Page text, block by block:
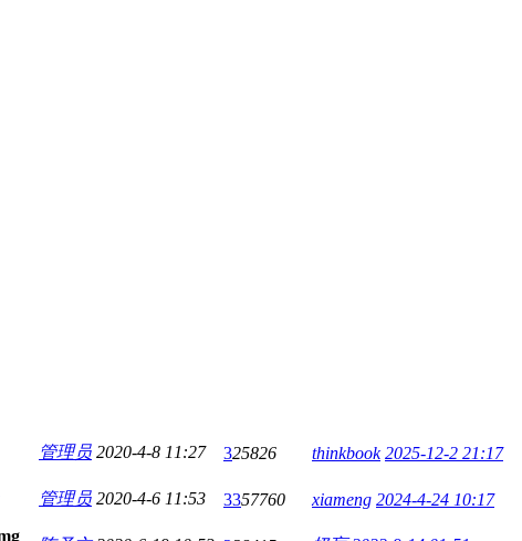
管理员 2020-4-8 11:27 325826 thinkbook 2025-12-2 21:17
管理员 2020-4-6 11:53 3357760 xiameng 2024-4-24 10:17